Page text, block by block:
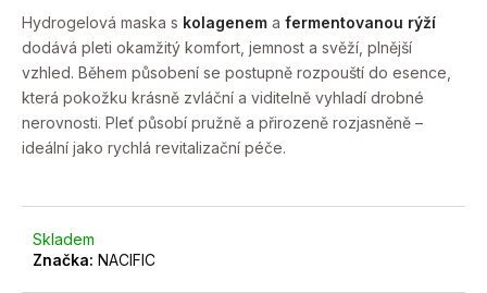
produktu
je
5,0
5
hvězdiček.
Hydrogelová maska s kolagenem a fermentovanou rýží
dodává pleti okamžitý komfort, jemnost a svěží, plnější
vzhled. Během působení se postupně rozpouští do esence,
která pokožku krásně zvláční a viditelně vyhladí drobné
nerovnosti. Pleť působí pružně a přirozeně rozjasněně –
ideální jako rychlá revitalizační péče.
Skladem
Značka: NACIFIC
p
o
r
u
č
u
j
m
e